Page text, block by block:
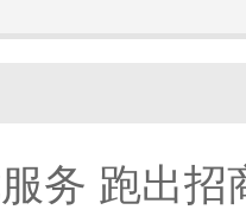
务 跑出招